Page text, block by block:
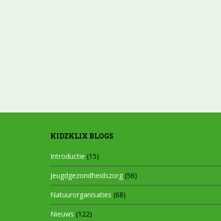
KIDZKLIX BLOGS
Introductie (15)
Jeugdgezondheidszorg (56)
Natuurorganisaties (68)
Nieuws (122)